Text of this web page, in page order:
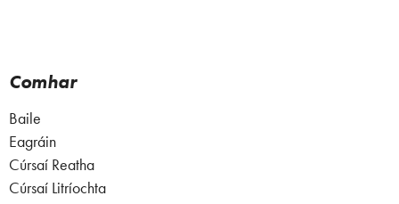
Comhar
Baile
Eagráin
Cúrsaí Reatha
Cúrsaí Litríochta